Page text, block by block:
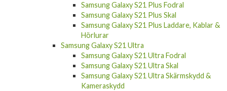
Samsung Galaxy S21 Plus Fodral
Samsung Galaxy S21 Plus Skal
Samsung Galaxy S21 Plus Laddare, Kablar &
Hörlurar
Samsung Galaxy S21 Ultra
Samsung Galaxy S21 Ultra Fodral
Samsung Galaxy S21 Ultra Skal
Samsung Galaxy S21 Ultra Skärmskydd &
Kameraskydd